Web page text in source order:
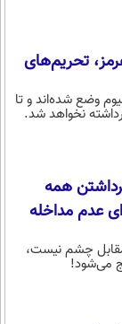
تحریم‌های
وضع شده‌اند و تا
نخواهد شد.
همه
عدم مداخله
مقابل چشم نیست،
می‌شود!